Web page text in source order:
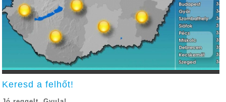
Keresd a felhőt!